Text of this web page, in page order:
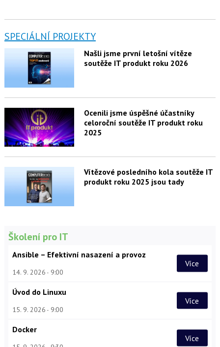
SPECIÁLNÍ PROJEKTY
Našli jsme první letošní vítěze
soutěže IT produkt roku 2026
Ocenili jsme úspěšné účastníky
celoroční soutěže IT produkt roku
2025
Vítězové posledního kola soutěže IT
produkt roku 2025 jsou tady
Školení pro IT
Ansible – Efektivní nasazení a provoz
14. 9. 2026 9:00
Více
Úvod do Linuxu
15. 9. 2026 9:00
Více
Docker
Více